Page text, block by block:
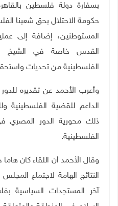
بسفارة دولة فلسطين
حكومة الاحتلال بحق شعبنا
المستوطنين، إضافة إلى
القدس خاصة في الشيخ
الفلسطينية من تحديات
وأعرب الأحمد عن تقديره
الداعم للقضية
ذلك محورية الدور المصري
الفلسطينية.
وقال الأحمد أن اللقاء كان
النتائج الهامة لاجتماع
آخر المستجدات السياسية